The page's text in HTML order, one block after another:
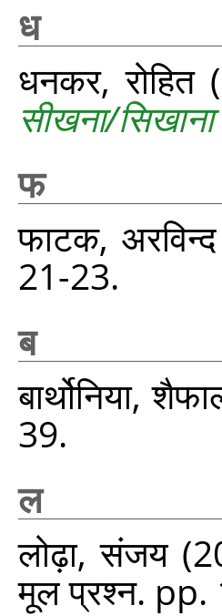
ध
धनकर, रोहित
सीखना/
फ
फाटक, अरविन्द
21-23.
ब
बार्थोनिया,
39.
ल
लोढ़ा, संजय
मूल प्रश्‍न. pp.